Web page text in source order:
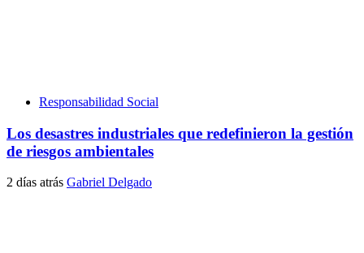
Responsabilidad Social
Los desastres industriales que redefinieron la gestión
de riesgos ambientales
2 días atrás Gabriel Delgado